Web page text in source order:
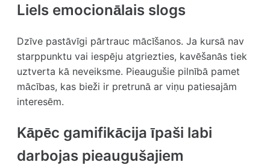
Liels emocionālais slogs
Dzīve pastāvīgi pārtrauc mācīšanos. Ja kursā nav
starppunktu vai iespēju atgriezties, kavēšanās tiek
uztverta kā neveiksme. Pieaugušie pilnībā pamet
mācības, kas bieži ir pretrunā ar viņu patiesajām
interesēm.
Kāpēc gamifikācija īpaši labi
darbojas pieaugušajiem